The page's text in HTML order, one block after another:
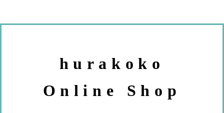
hurakoko
Online Shop